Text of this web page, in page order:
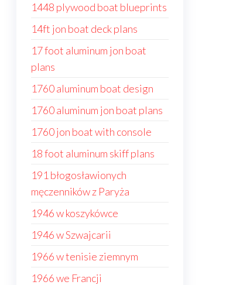
1448 plywood boat blueprints
14ft jon boat deck plans
17 foot aluminum jon boat
plans
1760 aluminum boat design
1760 aluminum jon boat plans
1760 jon boat with console
18 foot aluminum skiff plans
191 błogosławionych
męczenników z Paryża
1946 w koszykówce
1946 w Szwajcarii
1966 w tenisie ziemnym
1966 we Francji